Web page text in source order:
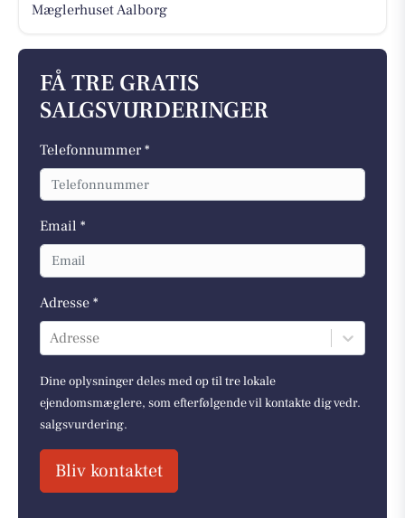
Mæglerhuset Aalborg
FÅ TRE GRATIS
SALGSVURDERINGER
Telefonnummer *
Email *
Adresse *
Adresse
Dine oplysninger deles med op til tre lokale
ejendomsmæglere, som efterfølgende vil kontakte dig vedr.
salgsvurdering.
Bliv kontaktet